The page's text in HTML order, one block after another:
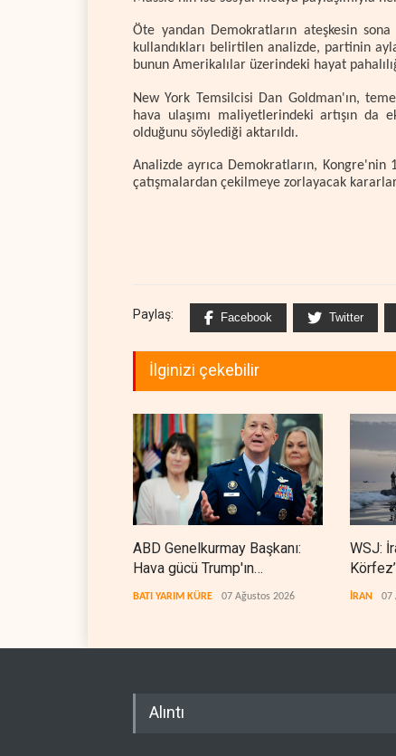
Öte yandan Demokratların ateşkesin
kullandıkları belirtilen analizde, partinin
bunun Amerikalılar üzerindeki hayat
New York Temsilcisi Dan Goldman'ın,
hava ulaşımı maliyetlerindeki artışın da
olduğunu söylediği aktarıldı.
Analizde ayrıca Demokratların, Kongre'nin
çatışmalardan çekilmeye zorlayacak
Paylaş: Facebook Twitter
İlginizi çekebilir
ABD Genelkurmay Başkanı:
Hava gücü Trump'ın
hedeflerine yetmez
BATI YARIM KÜRE 07 Ağustos 2026
WSJ:
İRAN 07
Alıntı